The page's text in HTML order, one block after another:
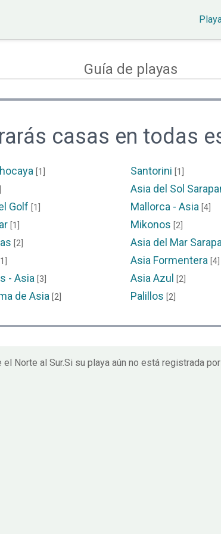
Guía de playas
casas en todas
[1]
Golf [1]
[1]
[2]
[1]
- Asia [3]
de Asia [2]
Santorini [1]
Asia del Sol
Mallorca - Asia [4]
Mikonos [2]
Asia del Mar
Asia Formentera [4]
Asia Azul [2]
Palillos [2]
Norte al Sur.Si su playa aún no está registrada